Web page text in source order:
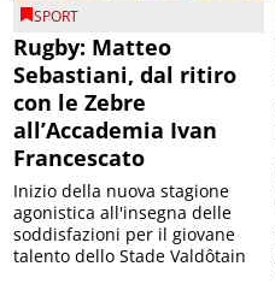
SPORT
Rugby: Matteo
Sebastiani, dal ritiro
con le Zebre
all’Accademia Ivan
Francescato
Inizio della nuova stagione
agonistica all'insegna delle
soddisfazioni per il giovane
talento dello Stade Valdôtain